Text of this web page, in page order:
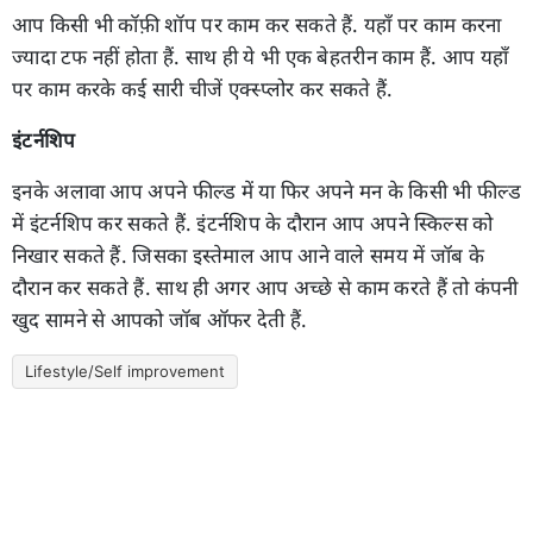
आप किसी भी कॉफ़ी शॉप पर काम कर सकते हैं. यहाँ पर काम करना
ज्यादा टफ नहीं होता हैं. साथ ही ये भी एक बेहतरीन काम हैं. आप यहाँ
पर काम करके कई सारी चीजें एक्स्प्लोर कर सकते हैं.
इंटर्नशिप
इनके अलावा आप अपने फील्ड में या फिर अपने मन के किसी भी फील्ड
में इंटर्नशिप कर सकते हैं. इंटर्नशिप के दौरान आप अपने स्किल्स को
निखार सकते हैं. जिसका इस्तेमाल आप आने वाले समय में जॉब के
दौरान कर सकते हैं. साथ ही अगर आप अच्छे से काम करते हैं तो कंपनी
खुद सामने से आपको जॉब ऑफर देती हैं.
Lifestyle/Self improvement